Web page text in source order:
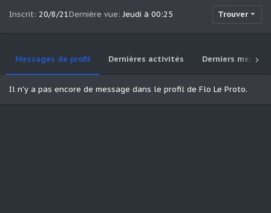
Inscrit 20/8/21Dernière vue Jeudi à 00:25 Trouver
Messages de profil Dernières activités Derniers
Il n'y a pas encore de message dans le profil de Flo Le Proto.